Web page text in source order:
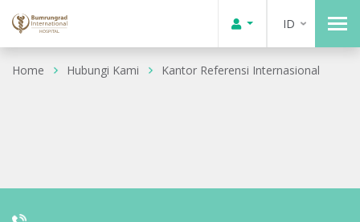
ID
Home Hubungi Kami Kantor Referensi Internasional